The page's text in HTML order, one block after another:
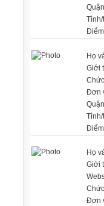
Họ
Giới
Đơn
Họ
Giới
Đơn